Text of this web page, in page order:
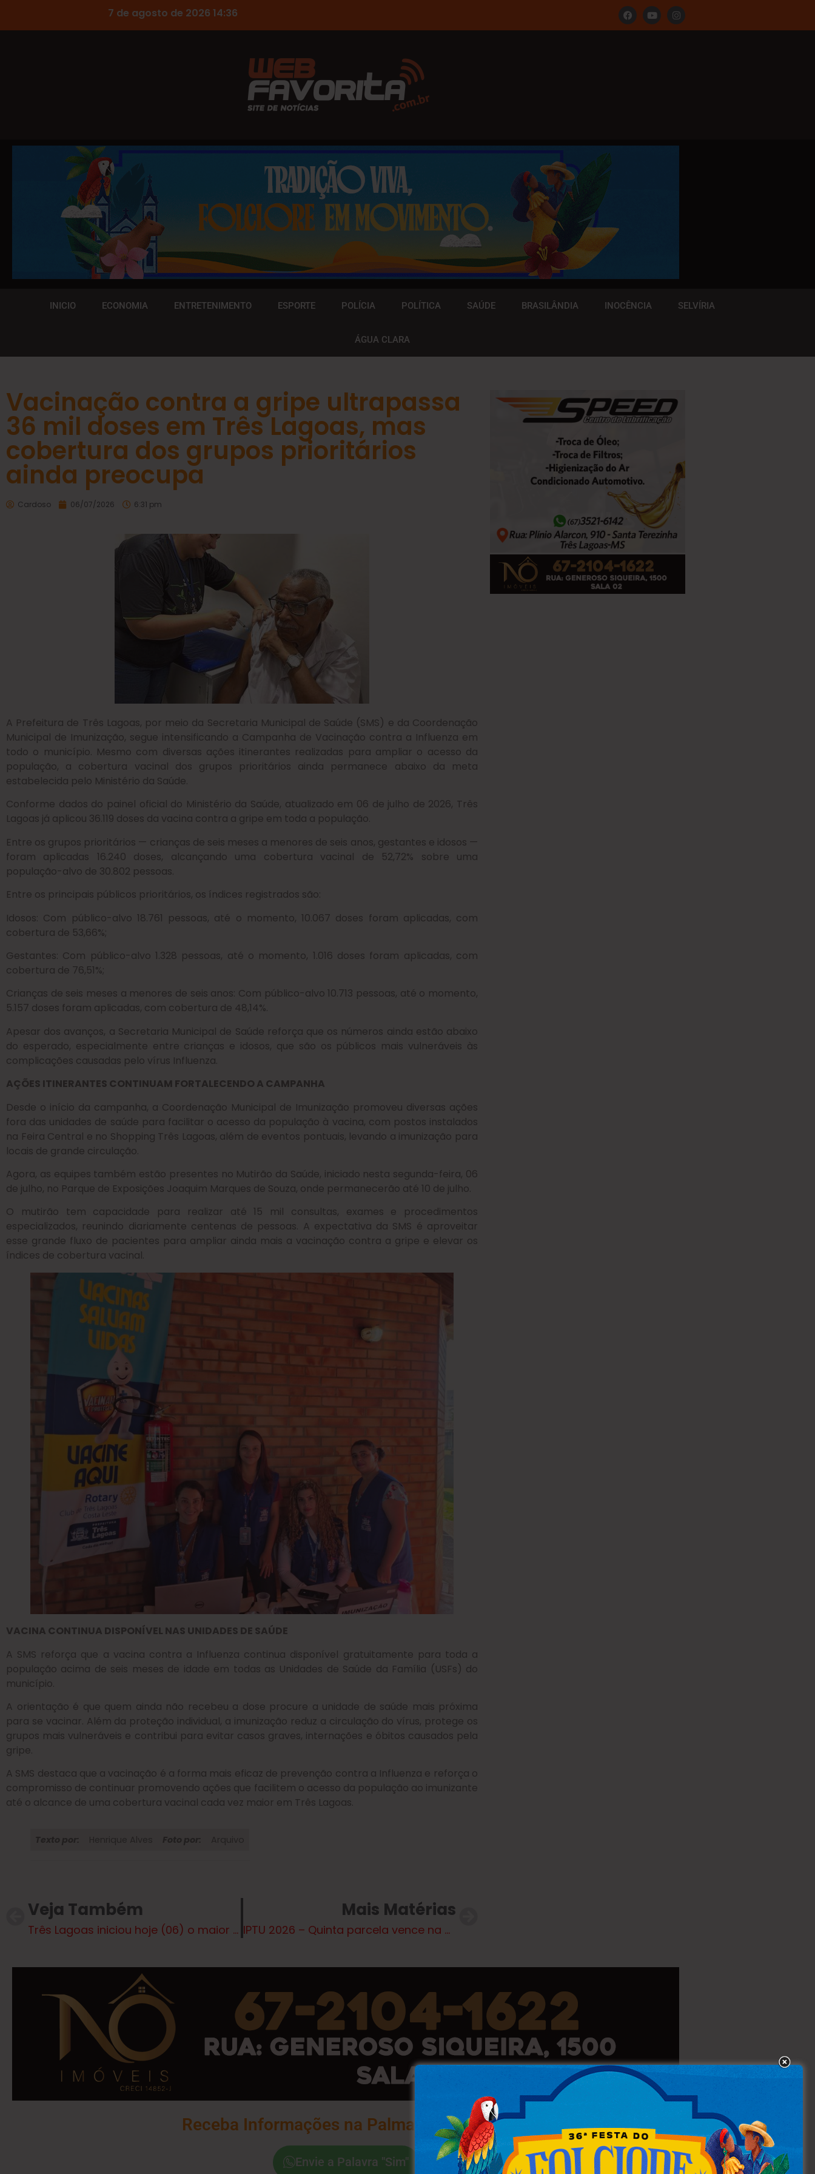
7 de agosto de 2026 14:36
INICIO ECONOMIA ENTRETENIMENTO ESPORTE POLÍCIA POLÍTICA SAÚDE BRASILÂNDIA INOCÊNCIA SELVÍRIA
ÁGUA CLARA
Vacinação contra a gripe ultrapassa
36 mil doses em Três Lagoas, mas
cobertura dos grupos prioritários
ainda preocupa
Cardoso 06/07/2026 6:31 pm
A Prefeitura de Três Lagoas, por meio da Secretaria Municipal de Saúde (SMS) e da Coordenação
Municipal de Imunização, segue intensificando a Campanha de Vacinação contra a Influenza em
todo o município. Mesmo com diversas ações itinerantes realizadas para ampliar o acesso da
população, a cobertura vacinal dos grupos prioritários ainda permanece abaixo da meta
estabelecida pelo Ministério da Saúde.
Conforme dados do painel oficial do Ministério da Saúde, atualizado em 06 de julho de 2026, Três
Lagoas já aplicou 36.119 doses da vacina contra a gripe em toda a população.
Entre os grupos prioritários — crianças de seis meses a menores de seis anos, gestantes e idosos —
foram aplicadas 16.240 doses, alcançando uma cobertura vacinal de 52,72% sobre uma
população-alvo de 30.802 pessoas.
Entre os principais públicos prioritários, os índices registrados são:
Idosos: Com público-alvo 18.761 pessoas, até o momento, 10.067 doses foram aplicadas, com
cobertura de 53,66%;
Gestantes: Com público-alvo 1.328 pessoas, até o momento, 1.016 doses foram aplicadas, com
cobertura de 76,51%;
Crianças de seis meses a menores de seis anos: Com público-alvo 10.713 pessoas, até o momento,
5.157 doses foram aplicadas, com cobertura de 48,14%.
Apesar dos avanços, a Secretaria Municipal de Saúde reforça que os números ainda estão abaixo
do esperado, especialmente entre crianças e idosos, que são os públicos mais vulneráveis às
complicações causadas pelo vírus Influenza.
AÇÕES ITINERANTES CONTINUAM FORTALECENDO A CAMPANHA
Desde o início da campanha, a Coordenação Municipal de Imunização promoveu diversas ações
fora das unidades de saúde para facilitar o acesso da população à vacina, com postos instalados
na Feira Central e no Shopping Três Lagoas, além de eventos pontuais, levando a imunização para
locais de grande circulação.
Agora, as equipes também estão presentes no Mutirão da Saúde, iniciado nesta segunda-feira, 06
de julho, no Parque de Exposições Joaquim Marques de Souza, onde permanecerão até 10 de julho.
O mutirão tem capacidade para realizar até 15 mil consultas, exames e procedimentos
especializados, reunindo diariamente centenas de pessoas. A expectativa da SMS é aproveitar
esse grande fluxo de pacientes para ampliar ainda mais a vacinação contra a gripe e elevar os
índices de cobertura vacinal.
VACINA CONTINUA DISPONÍVEL NAS UNIDADES DE SAÚDE
A SMS reforça que a vacina contra a Influenza continua disponível gratuitamente para toda a
população acima de seis meses de idade em todas as Unidades de Saúde da Família (USFs) do
município.
A orientação é que quem ainda não recebeu a dose procure a unidade de saúde mais próxima
para se vacinar. Além da proteção individual, a imunização reduz a circulação do vírus, protege os
grupos mais vulneráveis e contribui para evitar casos graves, internações e óbitos causados pela
gripe.
A SMS destaca que a vacinação é a forma mais eficaz de prevenção contra a Influenza e reforça o
compromisso de continuar promovendo ações que facilitem o acesso da população ao imunizante
até o alcance de uma cobertura vacinal cada vez maior em Três Lagoas.
Veja Também
Três Lagoas iniciou hoje (06) o maior Mutirão da Saúde da história com capacidade para até 15 mil atendimentos especializados
Mais Matérias
IPTU 2026 – Quinta parcela vence na próxima sexta-feira (10)
Receba Informações na Palma da Sua Mão
Envie a Palavra "Sim"